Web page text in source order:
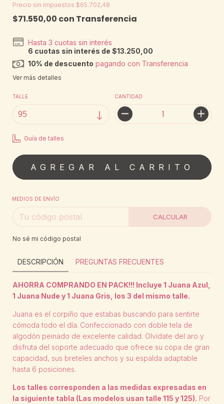
Precio sin impuestos $65.702,48
$71.550,00 con Transferencia
6 cuotas sin interés de$13.250,00
10% de descuento pagando con Transferencia
Ver más detalles
TALLE CANTIDAD
Guía de talles
MEDIOS DE ENVÍO
CALCULAR
No sé mi código postal
DESCRIPCIÓN PREGUNTAS FRECUENTES
AHORRA COMPRANDO EN PACK!!! Incluye 1 Juana Azul,
1 Juana Nude y 1 Juana Gris, los 3 del mismo talle.
Juana es el corpiño que estabas buscando para sentirte
cómoda todo el día. Confeccionado con doble tela de
algodón peinado de excelente calidad. Olvidate del aro y
disfruta del soporte adecuado que ofrece su copa de gran
capacidad, sus breteles anchos y su espalda adaptable
hasta 6 posiciones.
Los talles corresponden a las medidas expresadas en
la siguiente tabla (Las modelos usan talle 115 y 125). Por